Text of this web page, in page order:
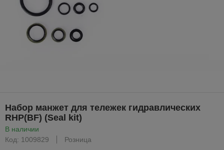
Набор манжет для тележек гидравлических
RHP(BF) (Seal kit)
В наличии
Код: 1009829
Розница